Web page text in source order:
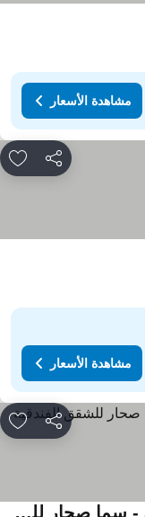
مشاهدة الأسعار
مشاركة
مشاهدة الأسعار
مشاركة
Sama Sohar Hotel Apartments - سما صحار للشقق الفندقية